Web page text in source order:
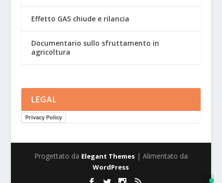
Effetto GAS chiude e rilancia
Documentario sullo sfruttamento in
agricoltura
LEGAL
Privacy Policy
Progettato da Elegant Themes| Alimentato da
WordPress